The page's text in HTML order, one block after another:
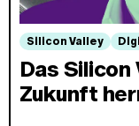
Silicon Valley
Das Silicon
Zukunft